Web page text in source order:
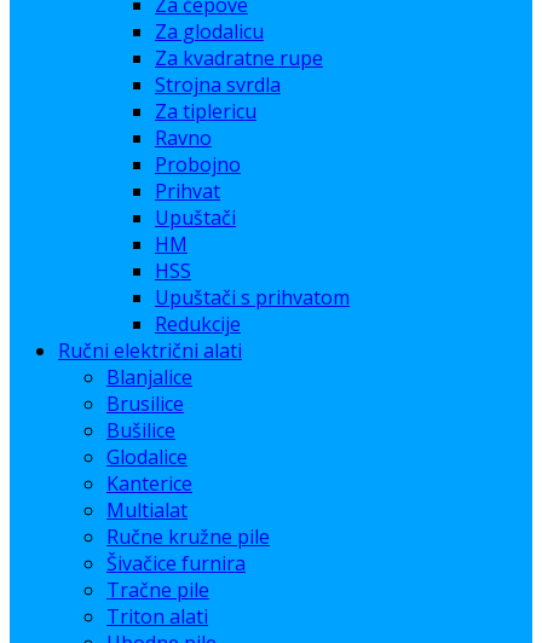
Za glodalicu
Za kvadratne rupe
Strojna svrdla
Za tiplericu
Ravno
Probojno
Prihvat
Upuštači
HM
HSS
Upuštači s prihvatom
Redukcije
Ručni električni alati
Blanjalice
Brusilice
Bušilice
Glodalice
Kanterice
Multialat
Ručne kružne pile
Šivačice furnira
Tračne pile
Triton alati